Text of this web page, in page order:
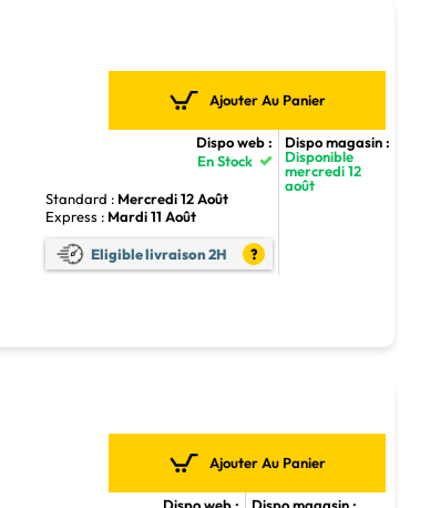
Ajouter Au Panier
Dispo web :
En Stock
Standard : Mercredi 12 Août
Express : Mardi 11 Août
Eligible livraison 2H ?
Dispo magasin :
Disponible
mercredi 12
août
Ajouter Au Panier